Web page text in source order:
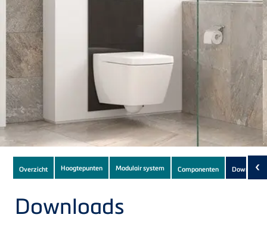
Subnavigation
of
current
Product
Overzicht Hoogtepunten Modulair system Componenten Downloads
‹
Downloads